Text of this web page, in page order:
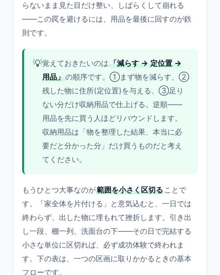
らないまま見た目だけ整い、しばらくして崩れる
——この罠を避けるには、用品を最後に回すのが鉄
則です。
💡覚えておきたいのは「減らす → 定位置 →
用品」の順序です。①まず物を減らす、②
残した物に住所(定位置)を与える、③足り
ない分だけ収納用品で仕上げる。逆順——
用品を先に買う人ほどリバウンドします。
収納用品は「物を整理した結果、本当に必
要だと分かった分」だけ買うものだと考え
てください。
もうひとつ大事なのが範囲を小さく区切る ことで
す。「家全体を片付ける」と意気込むと、一日では
終わらず、出した物に埋もれて挫折します。引き出
し一段、棚一列、洗面台の下——その日で完結する
小さな単位に区切れば、必ず成功体験で終われま
す。下の表は、一つの区画に取りかかるときの基本
フローです。